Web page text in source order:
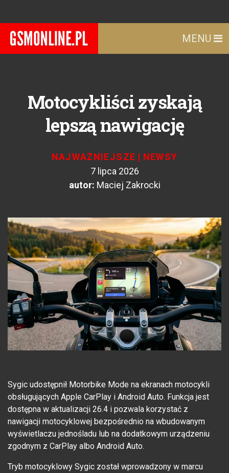
MENU
Motocykliści zyskają
lepszą nawigację
NAJWAŻNIEJSZE | NEWSY
7 lipca 2026
autor: Maciej Zakrocki
Sygic udostępnił Motorbike Mode na ekranach motocykli
obsługujących Apple CarPlay i Android Auto. Funkcja jest
dostępna w aktualizacji 26.4 i pozwala korzystać z
nawigacji motocyklowej bezpośrednio na wbudowanym
wyświetlaczu jednośladu lub na dodatkowym urządzeniu
zgodnym z CarPlay albo Android Auto.
Tryb motocyklowy Sygic został wprowadzony w marcu